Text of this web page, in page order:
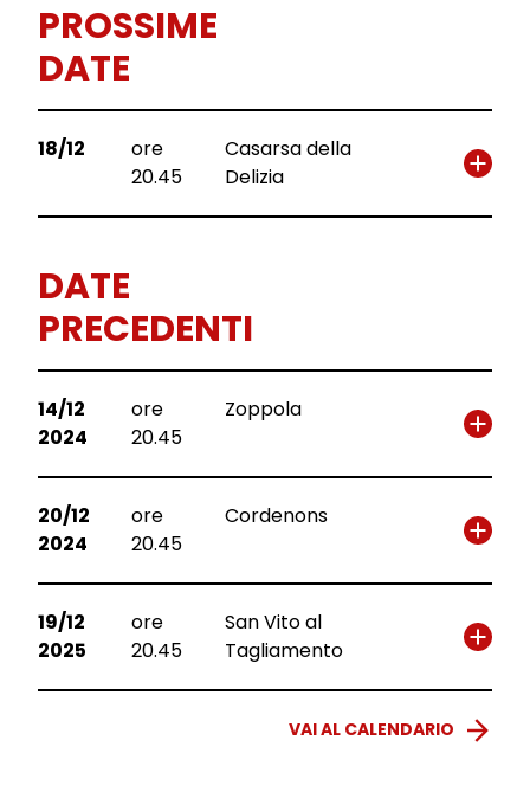
PROSSIME
DATE
18/12
ore
20.45
Casarsa della
Delizia
DATE
PRECEDENTI
14/12
2024
ore
20.45
Zoppola
20/12
2024
ore
20.45
Cordenons
19/12
2025
ore
20.45
San Vito al
Tagliamento
VAI AL CALENDARIO